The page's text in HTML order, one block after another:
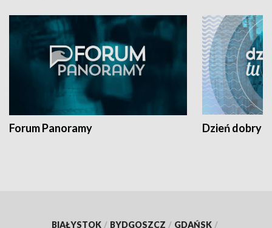
Forum Panoramy Dzień dobry
BIAŁYSTOK / BYDGOSZCZ / GDAŃSK /